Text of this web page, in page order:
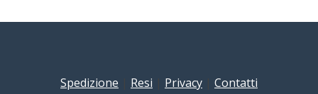
Spedizione Resi Privacy Contatti